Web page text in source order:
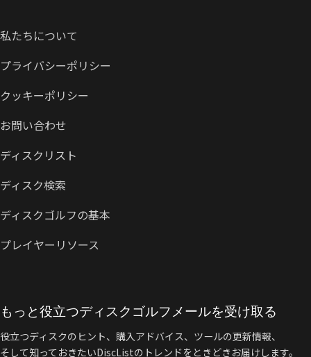
私たちについて
プライバシーポリシー
クッキーポリシー
お問い合わせ
ディスクリスト
ディスク検索
ディスクゴルフの基本
プレイヤーリソース
もっと役立つディスクゴルフメールを受け取る
役立つディスクのヒント、購入アドバイス、ツールの更新情報、
そして知っておきたいDiscListのトレンドをときどきお届けします。